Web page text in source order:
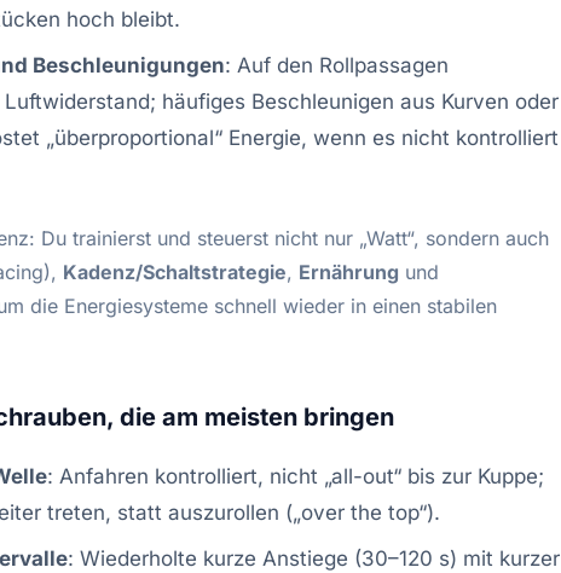
hoch bleibt.
Beschleunigungen: Auf den Rollpassagen
häufiges Beschleunigen aus Kurven oder
„überproportional“ Energie, wenn es nicht kontrolliert
Du trainierst und steuerst nicht nur „Watt“, sondern auch
Kadenz/Schaltstrategie, Ernährung und
die Energiesysteme schnell wieder in einen stabilen
die am meisten bringen
: Anfahren kontrolliert, nicht „all-out“ bis zur Kuppe;
treten, statt auszurollen („over the top“).
: Wiederholte kurze Anstiege (30–120 s) mit kurzer